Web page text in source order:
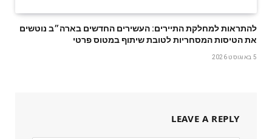
להתראות למחלקת התיירים: העשירים החדשים בארה״ב נוטשים
את הטיסות המסחריות לטובת שיתוף במטוס פרטי
5 באוגוסט 2026
LEAVE A REPLY